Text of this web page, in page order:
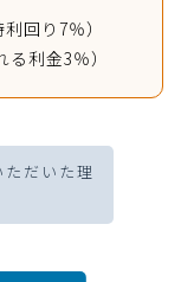
回り7％）
利金3％）
だいた理